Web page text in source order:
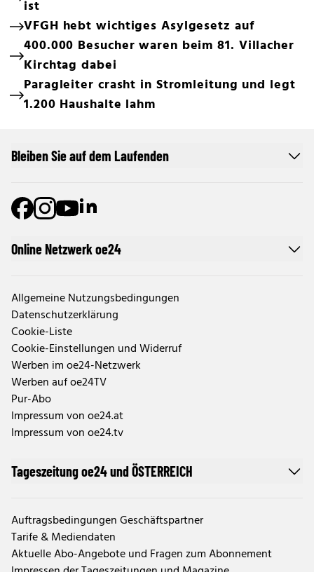
ist
VFGH hebt wichtiges Asylgesetz auf
400.000 Besucher waren beim 81. Villacher
Kirchtag dabei
Paragleiter crasht in Stromleitung und legt
1.200 Haushalte lahm
Online Netzwerk oe24
Allgemeine Nutzungsbedingungen
Datenschutzerklärung
Cookie-Liste
Cookie-Einstellungen und Widerruf
Werben im oe24-Netzwerk
Werben auf oe24TV
Pur-Abo
Impressum von oe24.at
Impressum von oe24.tv
Tageszeitung oe24 und ÖSTERREICH
Auftragsbedingungen Geschäftspartner
Tarife & Mediendaten
Aktuelle Abo-Angebote und Fragen zum Abonnement
Bleiben Sie auf dem Laufenden